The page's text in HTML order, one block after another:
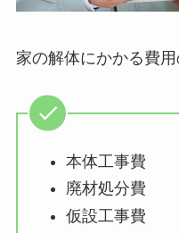
家の解体にかかる費
本体工事費
廃材処分費
仮設工事費